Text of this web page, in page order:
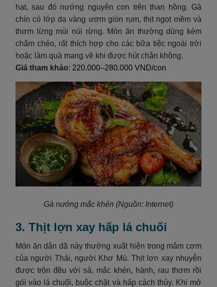
hạt, sau đó nướng nguyên con trên than hồng. Gà
chín có lớp da vàng ươm giòn rụm, thịt ngọt mềm và
thơm lừng mùi núi rừng. Món ăn thường dùng kèm
chẩm chéo, rất thích hợp cho các bữa tiệc ngoài trời
hoặc làm quà mang về khi được hút chân không.
Giá tham khảo: 220.000–280.000 VND/con
Gà nướng mắc khén (Nguồn: Internet)
3. Thịt lợn xay hấp lá chuối
Món ăn dân dã này thường xuất hiện trong mâm cơm
của người Thái, người Khơ Mú. Thịt lợn xay nhuyễn
được trộn đều với sả, mắc khén, hành, rau thơm rồi
gói vào lá chuối, buộc chặt và hấp cách thủy. Khi mở